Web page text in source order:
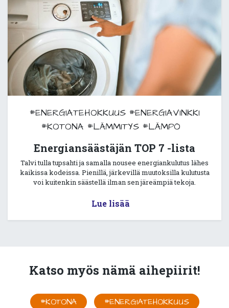
#ENERGIATEHOKKUUS #ENERGIAVINKKI
#KOTONA #LÄMMITYS #LÄMPÖ
Energiansäästäjän TOP 7 -lista
Talvi tulla tupsahti ja samalla nousee energiankulutus lähes
kaikissa kodeissa. Pienillä, järkevillä muutoksilla kulutusta
voi kuitenkin säästellä ilman sen järeämpiä tekoja.
Lue lisää
Katso myös nämä aihepiirit!
#KOTONA
#ENERGIATEHOKKUUS